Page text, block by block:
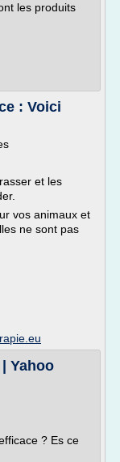
les produits
: Voici
et les
vos animaux et
ne sont pas
Yahoo
? Es ce